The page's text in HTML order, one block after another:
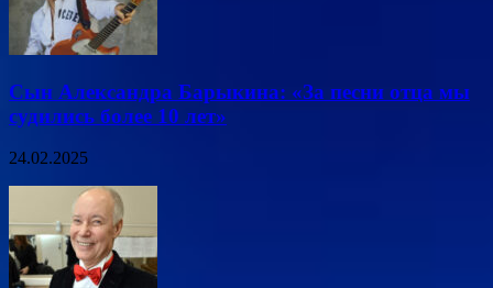
Сын Александра Барыкина: «За песни отца мы
судились более 10 лет»
24.02.2025